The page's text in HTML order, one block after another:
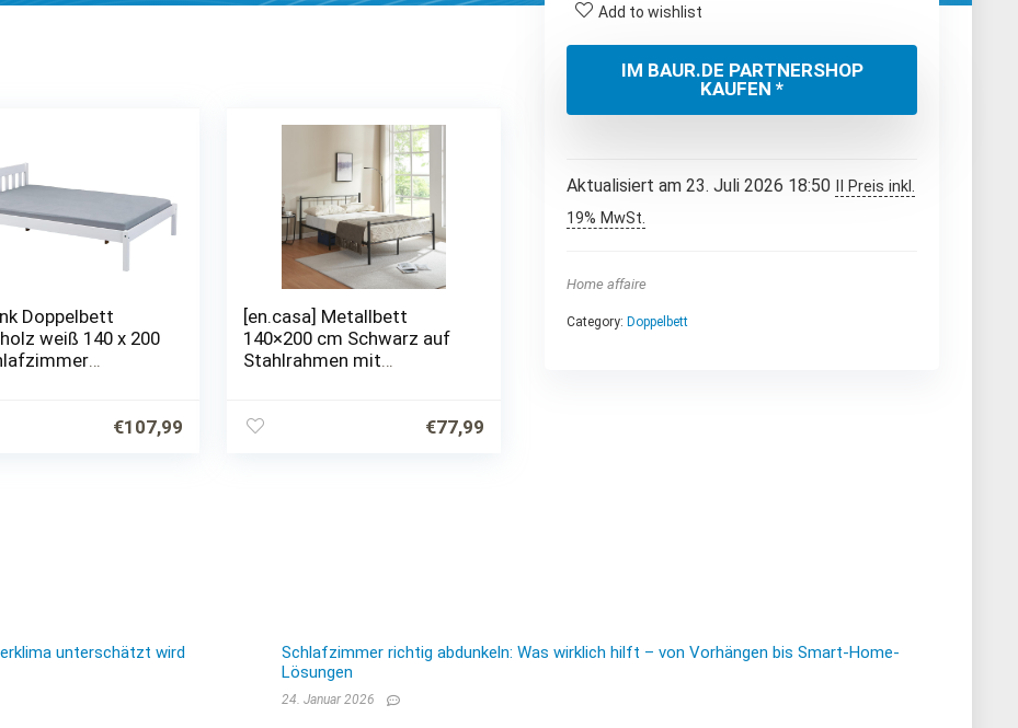
Add to wishlist
IM BAUR.DE PARTNERSHOP
KAUFEN *
Aktualisiert am 23. Juli 2026 18:50
II Preis inkl.
19% MwSt.
Home affaire
Category: Doppelbett
Doppelbett
weiß 140 x 200
€107,99
[en.casa] Metallbett
140×200 cm Schwarz auf
Stahlrahmen mit
Ehebett Gästebett
€77,99
unterschätzt wird
Schlafzimmer richtig abdunkeln: Was wirklich hilft – von Vorhängen bis Smart-Home-
Lösungen
24. Januar 2026